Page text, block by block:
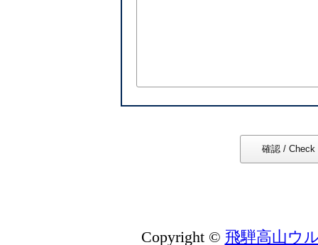
Copyright © 飛騨高山ウ